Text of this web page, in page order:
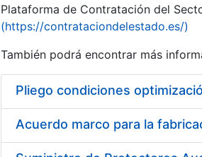
Show/Hide
Show/Hide
Show/Hide
Plataforma de Contratación del
(https://contrataciondelestado.es/)
También podrá encontrar más
Pliego condiciones
Acuerdo marco para la